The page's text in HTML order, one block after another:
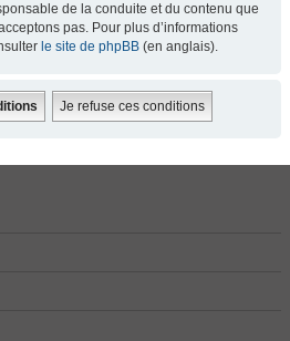
de la conduite et du contenu que
pas. Pour plus d’informations
le site de phpBB (en anglais).